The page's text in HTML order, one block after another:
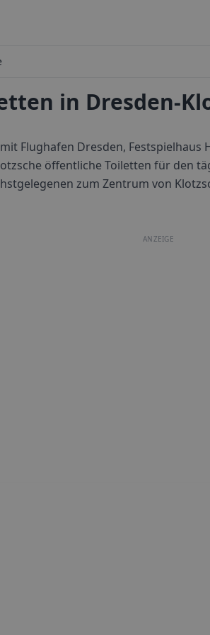
in Dresden-
Flughafen Dresden,
öffentliche Toiletten für den
zum Zentrum von
ANZEIGE